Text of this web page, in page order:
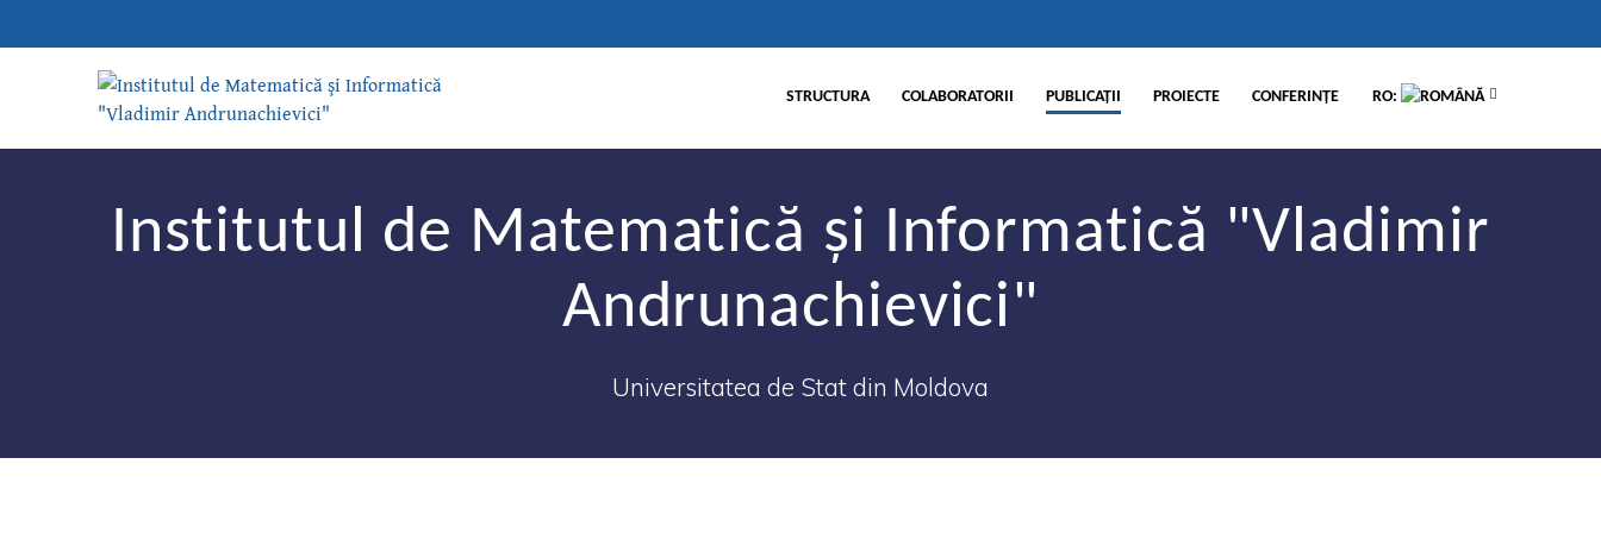
STRUCTURA COLABORATORII PUBLICAŢII PROIECTE CONFERINŢE RO:
Institutul de Matematică şi Informatică "Vladimir
Andrunachievici"
Universitatea de Stat din Moldova